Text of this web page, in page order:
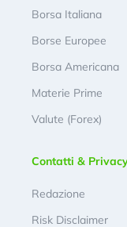
Borsa Italiana
Borse Europee
Borsa Americana
Materie Prime
Valute (Forex)
Contatti &
Redazione
Risk Disclaimer